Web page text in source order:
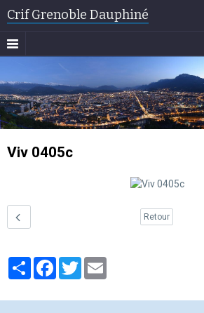
Crif Grenoble Dauphiné
Viv 0405c
Retour
PartagerFacebook
Twitter